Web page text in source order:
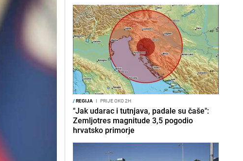
/REGIJA I PRIJE OKO 2H
"Jak udarac i tutnjava, padale su čaše":
Zemljotres magnitude 3,5 pogodio
hrvatsko primorje